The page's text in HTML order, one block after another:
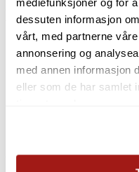
dessuten informasjon
vårt, med partnerne
annonsering og
med annen informasjon
eller som de har samlet
Beskrivelse
Forfatter Herdis
ulike rollene vi
ansvar, er primært
terapiformen.